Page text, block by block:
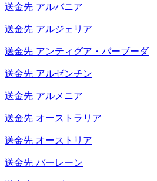
送金先 アルバニア
送金先 アルジェリア
送金先 アンティグア・バーブーダ
送金先 アルゼンチン
送金先 アルメニア
送金先 オーストラリア
送金先 オーストリア
送金先 バーレーン